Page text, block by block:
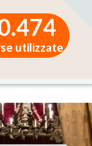
utilizzate